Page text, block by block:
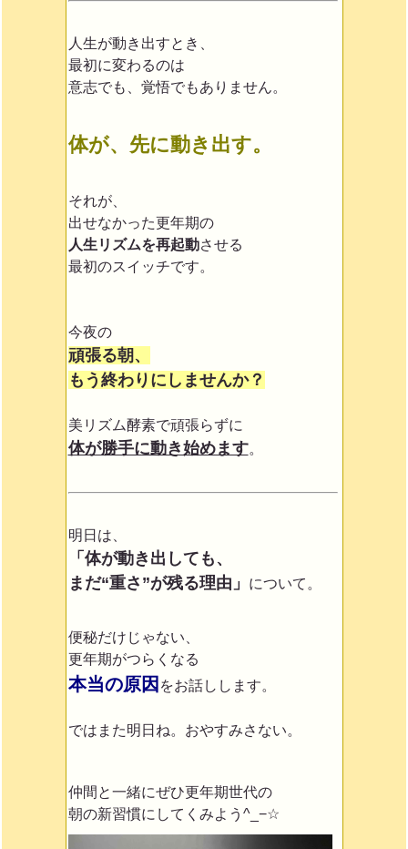
人生が動き出すとき、
最初に変わるのは
意志でも、覚悟でもありません。
体が、先に動き出す。
それが、
出せなかった更年期の
人生リズムを再起動させる
最初のスイッチです。
今夜の
頑張る朝、
もう終わりにしませんか？
美リズム酵素で頑張らずに
体が勝手に動き始めます。
明日は、
「体が動き出しても、
まだ“重さ”が残る理由」
について。
便秘だけじゃない、
更年期がつらくなる
本当の原因 をお話しします。
ではまた明日ね。おやすみさない。
仲間と一緒にぜひ更年期世代の
朝の新習慣にしてくみよう^_−☆